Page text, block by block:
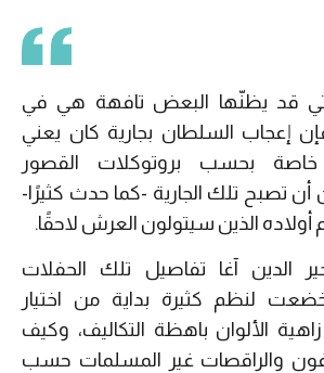
قد يظنّها البعض تافهة هي في
إعجاب السلطان بجارية كان يعني
خاصة بحسب بروتوكلات القصور
أن تصبح تلك الجارية -كما حدث كثيرًا-
الذين سيتولون العرش لاحقًا.
الدين آغا تفاصيل تلك الحفلات
لنظم كثيرة بداية من اختيار
الألوان باهظة التكاليف، وكيف
والراقصات غير المسلمات حسب